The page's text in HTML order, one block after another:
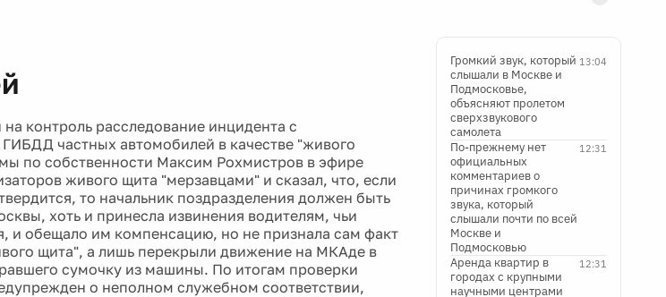
контроль расследование инцидента с
частных автомобилей в качестве "живого
по собственности Максим Рохмистров в эфире
живого щита "мерзавцами" и сказал, что, если
то начальник поздразделения должен быть
хоть и принесла извинения водителям, чьи
и обещало им компенсацию, но не признала сам факт
щита", а лишь перекрыли движение на МКАде в
сумочку из машины. По итогам проверки
о неполном служебном соответствии,
13:04
Громкий звук, который
слышали в Москве и
Подмосковье,
объясняют пролетом
сверхзвукового
самолета
12:31
По-прежнему нет
официальных
комментариев о
причинах громкого
звука, который
слышали почти по всей
Москве и
Подмосковью
12:31
Аренда квартир в
городах с крупными
научными центрами